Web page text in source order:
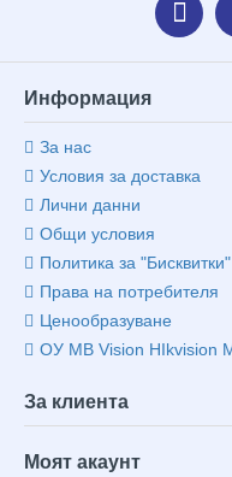
Информация
За нас
Условия за доставка
Лични данни
Общи условия
Политика за "Бисквитки"
Права на потребителя
Ценообразуване
ОУ MB Vision HIkvision
За клиента
Моят акаунт